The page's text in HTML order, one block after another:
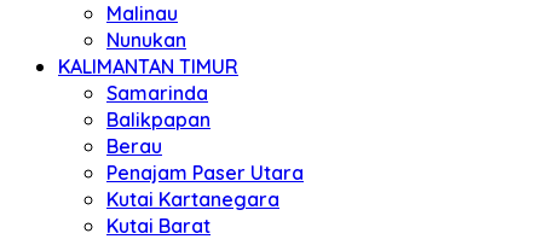
Malinau
Nunukan
KALIMANTAN TIMUR
Samarinda
Balikpapan
Berau
Penajam Paser Utara
Kutai Kartanegara
Kutai Barat